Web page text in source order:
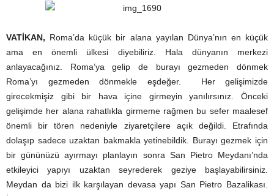
VATİKAN, Roma’da küçük bir alana yayılan Dünya’nın en küçük
ama en önemli ülkesi diyebiliriz. Hala dünyanın merkezi
anlayacağınız. Roma’ya gelip de burayı gezmeden dönmek
Roma’yı gezmeden dönmekle eşdeğer. Her gelişimizde
girecekmişiz gibi bir hava içine girmeyin yanılırsınız. Önceki
gelişimde her alana rahatlıkla girmeme rağmen bu sefer maalesef
önemli bir tören nedeniyle ziyaretçilere açık değildi. Etrafında
dolaşıp sadece uzaktan bakmakla yetinebildik. Burayı gezmek için
bir gününüzü ayırmayı planlayın sonra San Pietro Meydanı’nda
etkileyici yapıyı uzaktan seyrederek geziye başlayabilirsiniz.
Meydan da bizi ilk karşılayan devasa yapı San Pietro Bazalikası.